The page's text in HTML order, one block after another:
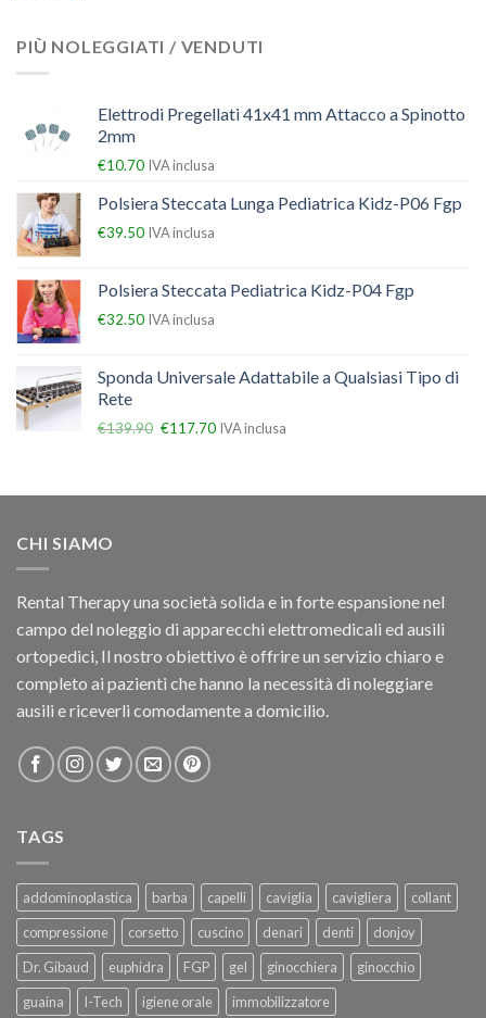
PIÙ NOLEGGIATI / VENDUTI
Elettrodi Pregellati 41x41 mm Attacco a Spinotto
2mm
€10.70 IVA inclusa
Polsiera Steccata Lunga Pediatrica Kidz-P06 Fgp
€39.50 IVA inclusa
Polsiera Steccata Pediatrica Kidz-P04 Fgp
€32.50 IVA inclusa
Sponda Universale Adattabile a Qualsiasi Tipo di
Rete
€139.90 €117.70 IVA inclusa
CHI SIAMO
Rental Therapy una società solida e in forte espansione nel
campo del noleggio di apparecchi elettromedicali ed ausili
ortopedici, Il nostro obiettivo è offrire un servizio chiaro e
completo ai pazienti che hanno la necessità di noleggiare
ausili e riceverli comodamente a domicilio.
TAGS
addominoplastica barba capelli caviglia cavigliera
collant
compressione
corsetto cuscino denari denti
donjoy
Dr. Gibaud
euphidra FGP gel ginocchiera
ginocchio
guaina
I-Tech igiene orale
immobilizzatore